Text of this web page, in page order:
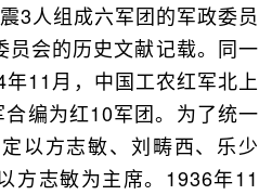
3人组成六军团的军政委员
员会的历史文献记载。同一
11月，中国工农红军北上
编为红10军团。为了统一
以方志敏、刘畴西、乐少
方志敏为主席。1936年11